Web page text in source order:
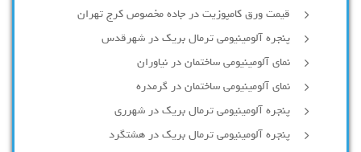
قیمت ورق کامپوزیت در جاده مخصوص کرج تهران
پنجره آلومینیومی ترمال بریک در شهرقدس
نمای آلومینیومی ساختمان در نیاوران
نمای آلومینیومی ساختمان در گرمدره
پنجره آلومینیومی ترمال بریک در شهرری
پنجره آلومینیومی ترمال بریک در هشتگرد